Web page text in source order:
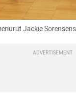
Jackie
ADVERTISEMENT